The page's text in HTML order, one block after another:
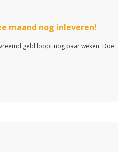
maand nog inleveren!
geld loopt nog paar weken. Doe